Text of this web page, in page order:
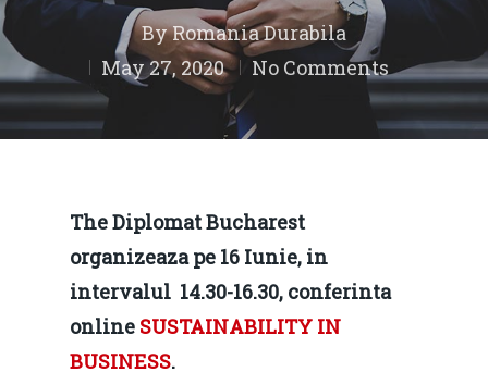
ByRomania Durabila
May 27, 2020
No Comments
The Diplomat Bucharest
organizeaza pe 16 Iunie, in
intervalul 14.30-16.30, conferinta
online SUSTAINABILITY IN
BUSINESS.